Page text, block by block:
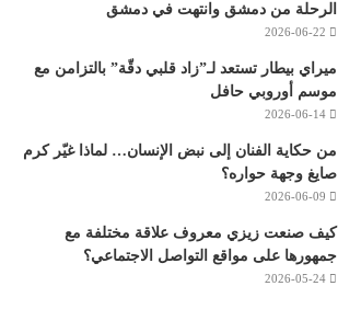
الرحلة من دمشق وانتهت في دمشق
2026-06-22
ميراي بيطار تستعد لـ”زاد قلبي دقّة” بالتزامن مع
موسم أوروبي حافل
2026-06-14
من حكاية الفنان إلى نبض الإنسان… لماذا غيّر كرم
صايغ وجهة حواره؟
2026-06-09
كيف صنعت زيزي معروف علاقة مختلفة مع
جمهورها على مواقع التواصل الاجتماعي؟
2026-05-24